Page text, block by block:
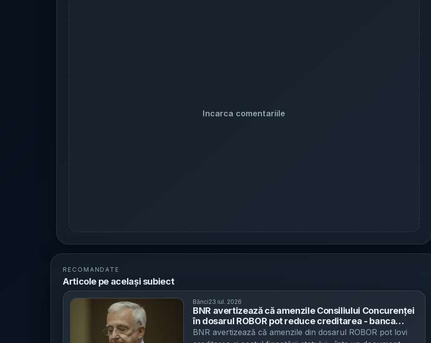
Incarca comentariile
RECOMANDATE
Articole pe același subiect
Bănci23 iul. 2026
BNR avertizează că amenzile Consiliului Concurenței
în dosarul ROBOR pot reduce creditarea - banca
centrală invocă risc pentru stabilitatea financiară și
BNR avertizează că amenzile din dosarul ROBOR pot lovi